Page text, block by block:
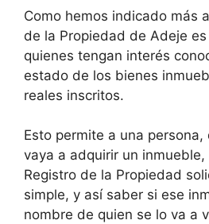
Como hemos indicado más
de la Propiedad de Adeje
quienes tengan interés
estado de los bienes
reales inscritos.
Esto permite a una persona,
vaya a adquirir un inmueble,
Registro de la Propiedad
simple, y así saber si ese
nombre de quien se lo va a